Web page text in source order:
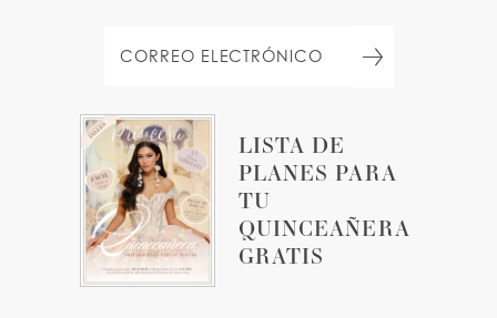
LISTA DE
PLANES PARA
TU
QUINCEAÑERA
GRATIS